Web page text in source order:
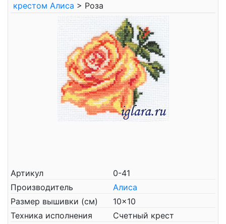
крестом Алиса > Роза
Артикул
0-41
Производитель
Алиса
Размер вышивки (см)
10x10
Техника исполнения
Счетный крест